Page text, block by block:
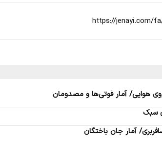
هوایی/ آمار فوتی‌ها و مصدومان
سبک
آمار جان باختگان